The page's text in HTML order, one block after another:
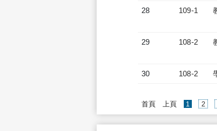
28 109-1
29 108-2
30 108-2
首頁 上頁 1 2